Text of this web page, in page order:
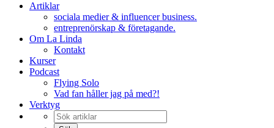
Artiklar
sociala medier & influencer business.
entreprenörskap & företagande.
Om La Linda
Kontakt
Kurser
Podcast
Flying Solo
Vad fan håller jag på med?!
Verktyg